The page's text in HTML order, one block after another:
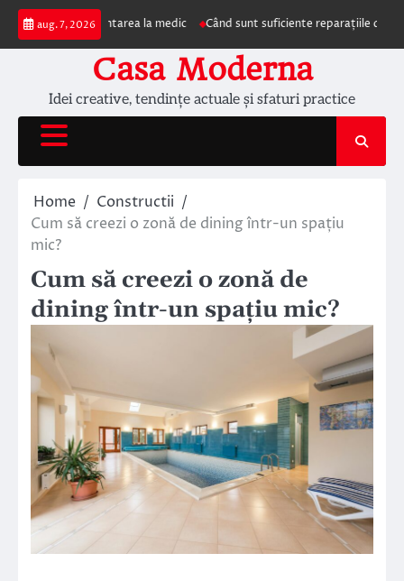
Skip
content
aug. 7, 2026
prezentarea la medic Când sunt suficiente reparațiile de acoperiș și
Casa Moderna
Idei creative, tendințe actuale și sfaturi practice
Home
Constructii
Cum să creezi o zonă de dining într-un spațiu
mic?
Cum să creezi o zonă de
dining într-un spațiu mic?